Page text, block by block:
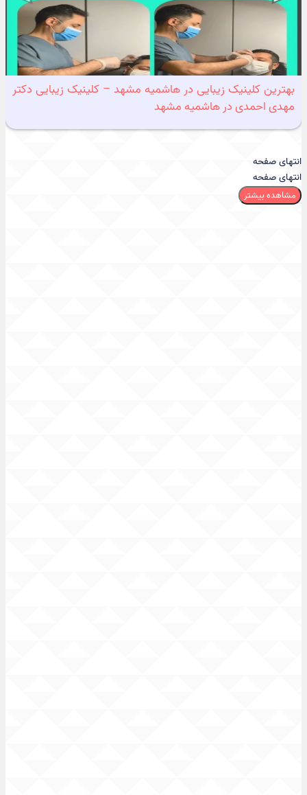
بهترین کلینیک زیبایی در هاشمیه مشهد – کلینیک زیبایی دکتر
مهدی احمدی در هاشمیه مشهد
انتهای صفحه
انتهای صفحه
مشاهده بیشتر